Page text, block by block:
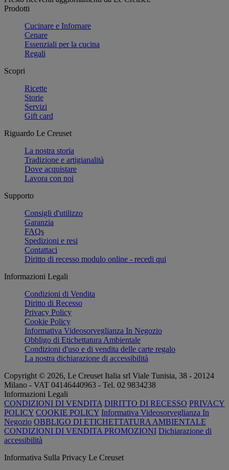
Prodotti
Cucinare e Infornare
Cenare
Essenziali per la cucina
Regali
Scopri
Ricette
Storie
Servizi
Gift card
Riguardo Le Creuset
La nostra storia
Tradizione e artigianalità
Dove acquistare
Lavora con noi
Supporto
Consigli d'utilizzo
Garanzia
FAQs
Spedizioni e resi
Contattaci
Diritto di recesso modulo online - recedi qui
Informazioni Legali
Condizioni di Vendita
Diritto di Recesso
Privacy Policy
Cookie Policy
Informativa Videosorveglianza In Negozio
Obbligo di Etichettatura Ambientale
Condizioni d'uso e di vendita delle carte regalo
La nostra dichiarazione di accessibilità
Copyright © 2026, Le Creuset Italia srl ​​Viale Tunisia, 38 - 20124
Milano - VAT 04146440963 - Tel. 02 9834238
Informazioni Legali
CONDIZIONI DI VENDITA DIRITTO DI RECESSO PRIVACY
POLICY COOKIE POLICY Informativa Videosorveglianza In
Negozio OBBLIGO DI ETICHETTATURA AMBIENTALE
CONDIZIONI DI VENDITA PROMOZIONI Dichiarazione di
accessibilità
Informativa Sulla Privacy Le Creuset